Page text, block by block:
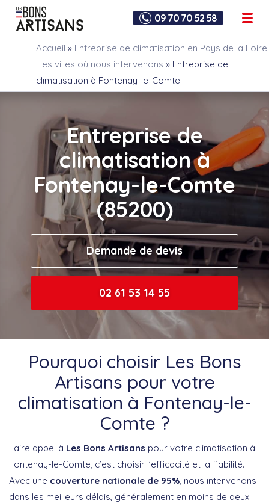
09 70 70 52 58
Accueil » Entreprise de climatisation en Pays de la Loire
: les villes où nous intervenons » Entreprise de
climatisation à Fontenay-le-Comte
Entreprise de
climatisation à
Fontenay-le-Comte
(85200)
Demande de devis
02 61 53 14 55
Pourquoi choisir Les Bons
Artisans pour votre
climatisation à Fontenay-le-
Comte ?
Faire appel à Les Bons Artisans pour votre climatisation à
Fontenay-le-Comte, c’est choisir l’efficacité et la fiabilité.
Avec une couverture nationale de 95% , nous intervenons
dans les meilleurs délais, généralement en moins de deux